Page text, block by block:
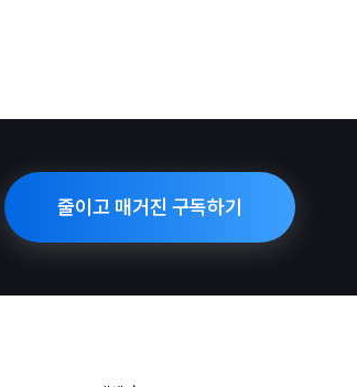
줄이고 매거진 구독하기